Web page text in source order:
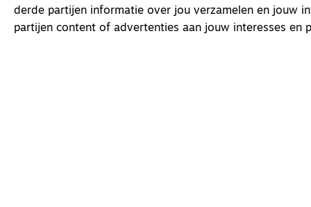
derde partijen informatie over jou verzamelen en jouw
partijen content of advertenties aan jouw interesses en